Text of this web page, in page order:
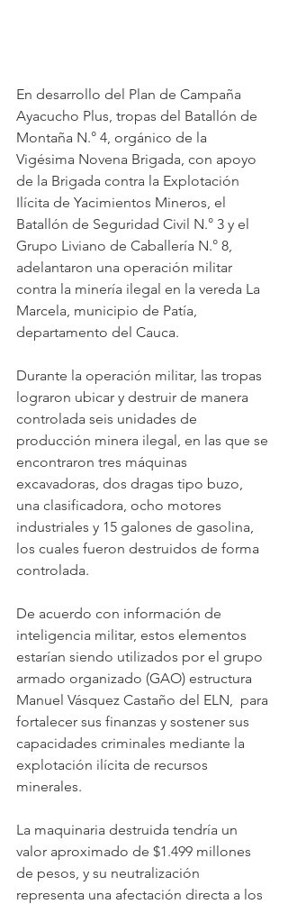
En desarrollo del Plan de Campaña
Ayacucho Plus, tropas del Batallón de
Montaña N.° 4, orgánico de la
Vigésima Novena Brigada, con apoyo
de la Brigada contra la Explotación
Ilícita de Yacimientos Mineros, el
Batallón de Seguridad Civil N.° 3 y el
Grupo Liviano de Caballería N.° 8,
adelantaron una operación militar
contra la minería ilegal en la vereda La
Marcela, municipio de Patía,
departamento del Cauca.
Durante la operación militar, las tropas
lograron ubicar y destruir de manera
controlada seis unidades de
producción minera ilegal, en las que se
encontraron tres máquinas
excavadoras, dos dragas tipo buzo,
una clasificadora, ocho motores
industriales y 15 galones de gasolina,
los cuales fueron destruidos de forma
controlada.
De acuerdo con información de
inteligencia militar, estos elementos
estarían siendo utilizados por el grupo
armado organizado (GAO) estructura
Manuel Vásquez Castaño del ELN,  para
fortalecer sus finanzas y sostener sus
capacidades criminales mediante la
explotación ilícita de recursos
minerales.
La maquinaria destruida tendría un
valor aproximado de $1.499 millones
de pesos, y su neutralización
representa una afectación directa a los